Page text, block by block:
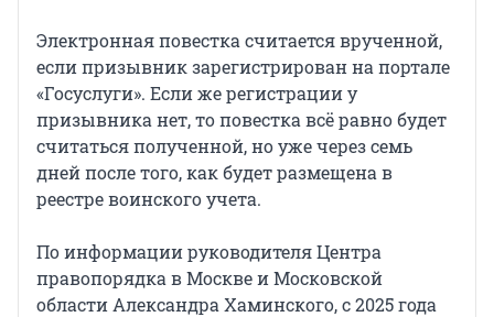
Электронная повестка считается врученной,
если призывник зарегистрирован на портале
«Госуслуги». Если же регистрации у
призывника нет, то повестка всё равно будет
считаться полученной, но уже через семь
дней после того, как будет размещена в
реестре воинского учета.
По информации руководителя Центра
правопорядка в Москве и Московской
области Александра Хаминского, с 2025 года